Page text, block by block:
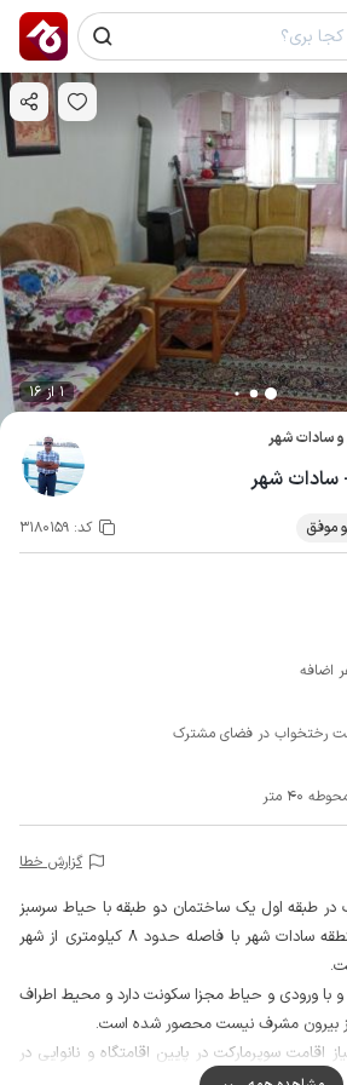
1 از 16
و سادات شهر
سادات شهر
کد: 3180159
گزارش خطا
طبقه اول یک ساختمان دو طبقه با حیاط سرسبز
در محیطی امن و آرام در منطقه سادات شهر با فاصله حدود 8 کیلومتری از شهر
و با ورودی و حیاط مجزا سکونت دارد و محیط اطراف
از بیرون مشرف نیست محصور شده است.
اقامت سوپرمارکت در پایین اقامتگاه و نانوایی در